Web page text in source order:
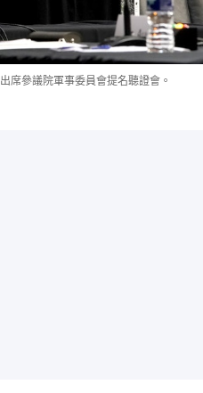
席參議院軍事委員會提名聽證會。